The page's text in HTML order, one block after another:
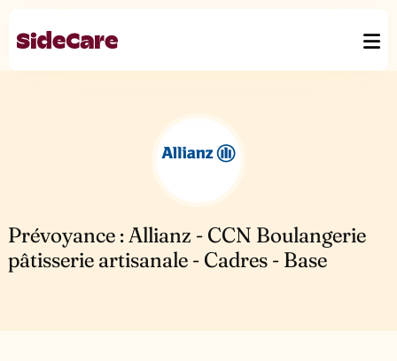
Prévoyance : Allianz - CCN Boulangerie
pâtisserie artisanale - Cadres - Base